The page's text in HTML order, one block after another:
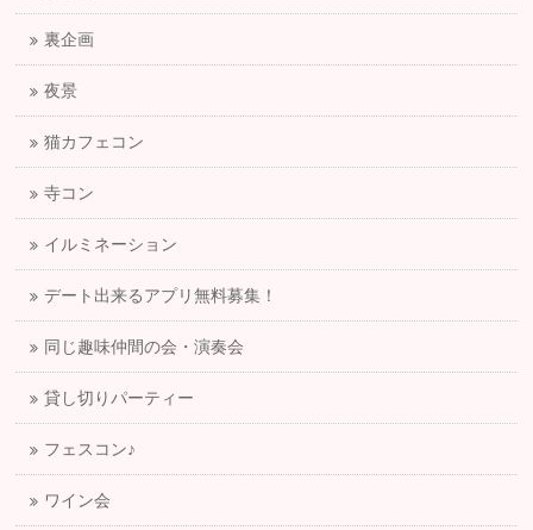
裏企画
夜景
猫カフェコン
寺コン
イルミネーション
デート出来るアプリ無料募集！
同じ趣味仲間の会・演奏会
貸し切りパーティー
フェスコン♪
ワイン会